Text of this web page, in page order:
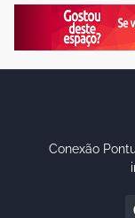
Conexão